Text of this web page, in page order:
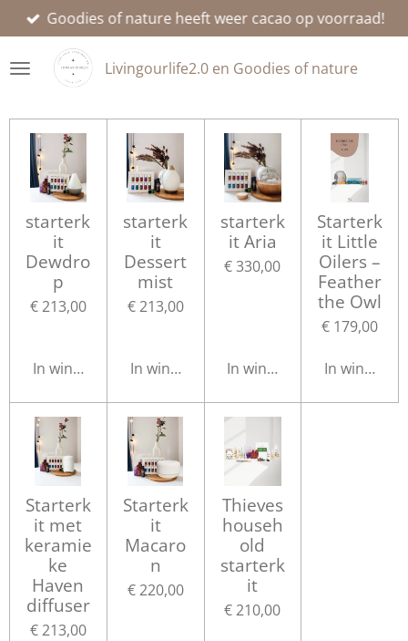
Ga
direct
naar
Livingourlife2.0 en Goodies of nature
Goodies of nature heeft weer cacao op voorraad!
starterk
it
Dewdro
p
€ 213,00
In winkelwagen
starterk
it
Dessert
mist
€ 213,00
In winkelwagen
starterk
it Aria
€ 330,00
In winkelwagen
Starterk
it Little
Oilers –
Feather
the Owl
€ 179,00
In
Starterk
it met
keramie
ke
Haven
diffuser
€ 213,00
Starterk
it
Macaro
n
€ 220,00
Thieves
househ
old
starterk
it
€ 210,00